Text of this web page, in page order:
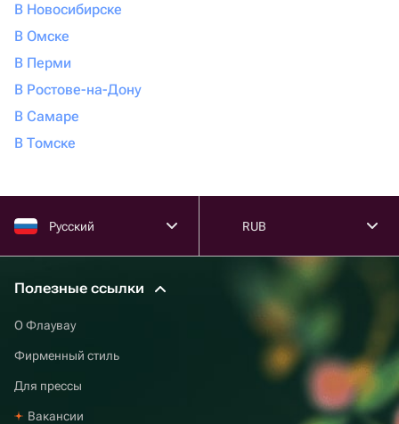
В Новосибирске
В Омске
В Перми
В Ростове-на-Дону
В Самаре
В Томске
Русский RUB
Полезные ссылки
О Флаувау
Фирменный стиль
Для прессы
Вакансии